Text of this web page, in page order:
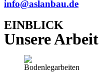
info@aslanbau.de
EINBLICK
Unsere Arbeit